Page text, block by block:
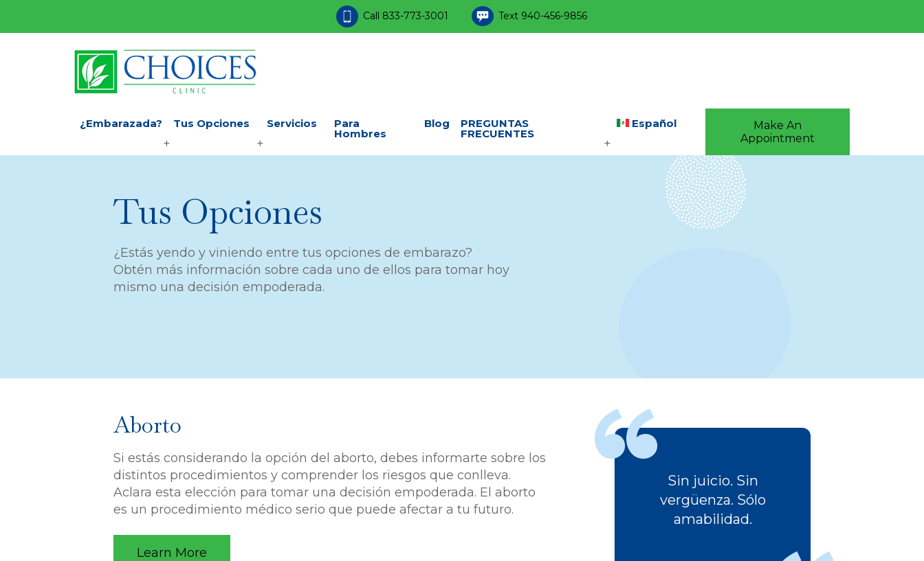
Call 833-773-3001 Text 940-456-9856
¿Embarazada? Tus Opciones Servicios Para
Hombres
Blog PREGUNTAS
FRECUENTES
Español
Make An
Appointment
Tus Opciones
¿Estás yendo y viniendo entre tus opciones de embarazo?
Obtén más información sobre cada uno de ellos para tomar hoy
mismo una decisión empoderada.
Aborto
Si estás considerando la opción del aborto, debes informarte sobre los
distintos procedimientos y comprender los riesgos que conlleva.
Aclara esta elección para tomar una decisión empoderada. El aborto
es un procedimiento médico serio que puede afectar a tu futuro.
Learn More
Sin juicio. Sin
vergüenza. Sólo
amabilidad.